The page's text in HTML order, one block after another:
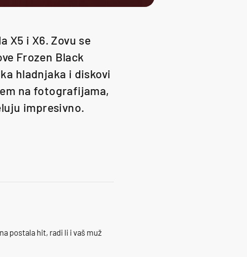
X5 i X6. Zovu se
Frozen Black
hladnjaka i diskovi
na fotografijama,
impresivno.
postala hit, radi li i vaš muž